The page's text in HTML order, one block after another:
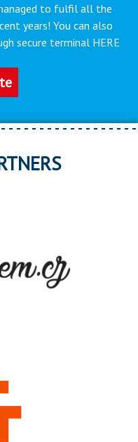
to fulfil all the
years! You can also
secure terminal HERE